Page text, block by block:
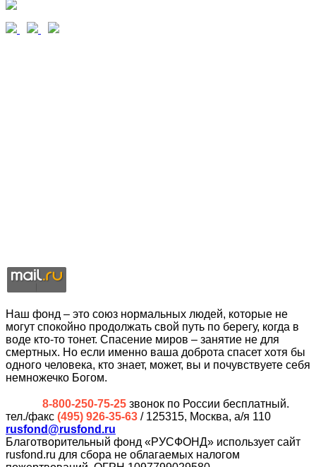
Наш фонд – это союз нормальных людей, которые не
могут спокойно продолжать свой путь по берегу, когда в
воде кто-то тонет. Спасение миров – занятие не для
смертных. Но если именно ваша доброта спасет хотя бы
одного человека, кто знает, может, вы и почувствуете себя
немножечко Богом.
8-800-250-75-25 звонок по России бесплатный.
тел./факс (495) 926-35-63 / 125315, Москва, а/я 110
rusfond@rusfond.ru
Благотворительный фонд «РУСФОНД» использует сайт
rusfond.ru для сбора не облагаемых налогом